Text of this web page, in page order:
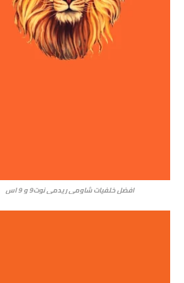
افضل خلفيات شاومي ريدمي نوت9 و 9 اس